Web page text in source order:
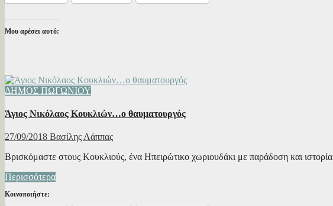
Μου αρέσει αυτό:
ΔΗΜΟΣ ΠΩΓΩΝΙΟΥ
Άγιος Νικόλαος Κουκλιών…o θαυματουργός
27/09/2018 Βασίλης Λάππας
Βρισκόμαστε στους Κουκλιούς, ένα Ηπειρώτικο χωριουδάκι με παράδοση και ιστορία
Περισσότερα
Κοινοποιήστε: